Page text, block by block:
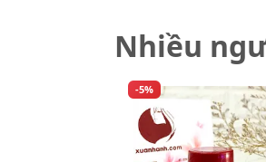
Nhiều
-5%